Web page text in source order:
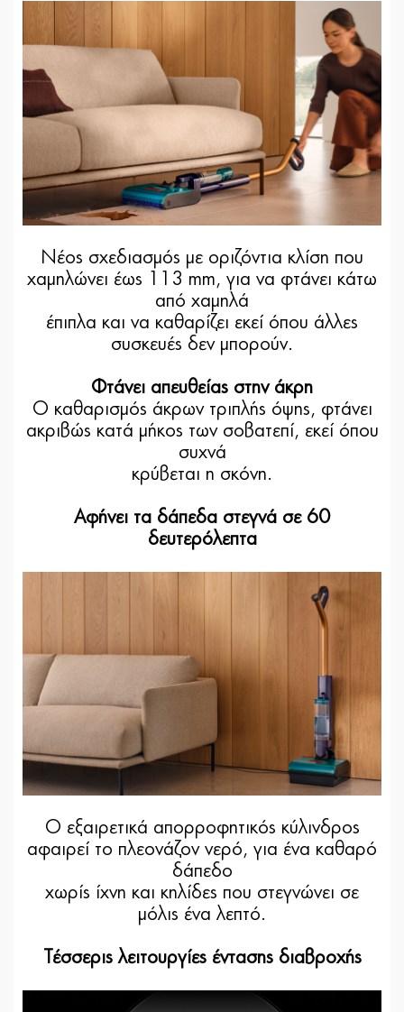
Νέος σχεδιασμός με οριζόντια κλίση που
χαμηλώνει έως 113 mm, για να φτάνει κάτω
από χαμηλά
έπιπλα και να καθαρίζει εκεί όπου άλλες
συσκευές δεν μπορούν.
Φτάνει απευθείας στην άκρη
Ο καθαρισμός άκρων τριπλής όψης, φτάνει
ακριβώς κατά μήκος των σοβατεπί, εκεί όπου
συχνά
κρύβεται η σκόνη.
Αφήνει τα δάπεδα στεγνά σε 60
δευτερόλεπτα
Ο εξαιρετικά απορροφητικός κύλινδρος
αφαιρεί το πλεονάζον νερό, για ένα καθαρό
δάπεδο
χωρίς ίχνη και κηλίδες που στεγνώνει σε
μόλις ένα λεπτό.
Τέσσερις λειτουργίες έντασης διαβροχής